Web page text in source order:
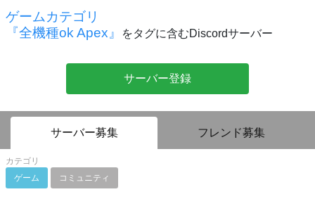
ゲームカテゴリ
『全機種ok Apex』
をタグに含むDiscordサーバー
サーバー登録
サーバー募集 フレンド募集
カテゴリ
ゲーム
コミュニティ